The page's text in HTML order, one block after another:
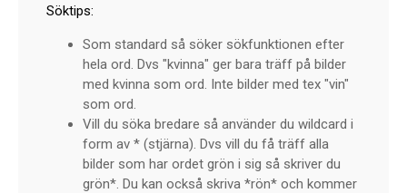
Söktips:
Som standard så söker sökfunktionen efter
hela ord. Dvs "kvinna" ger bara träff på bilder
med kvinna som ord. Inte bilder med tex "vin"
som ord.
Vill du söka bredare så använder du wildcard i
form av * (stjärna). Dvs vill du få träff alla
bilder som har ordet grön i sig så skriver du
grön*. Du kan också skriva *rön* och kommer